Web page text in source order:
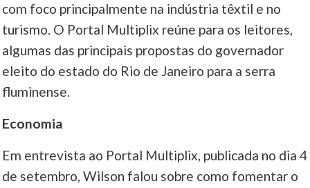
com foco principalmente na indústria têxtil e no
turismo. O Portal Multiplix reúne para os leitores,
algumas das principais propostas do governador
eleito do estado do Rio de Janeiro para a serra
fluminense.
Economia
Em entrevista ao Portal Multiplix, publicada no dia 4
de setembro, Wilson falou sobre como fomentar o